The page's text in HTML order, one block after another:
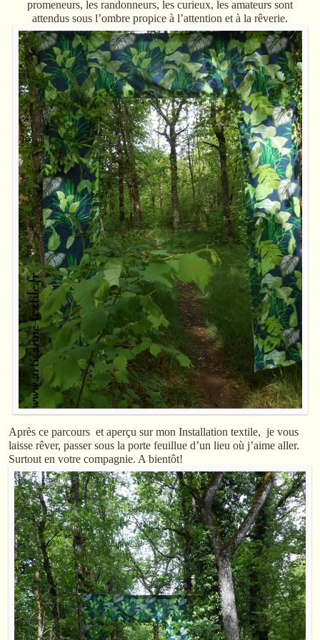
promeneurs, les randonneurs, les curieux, les amateurs sont
attendus sous l’ombre propice à l’attention et à la rêverie.
Après ce parcours et aperçu sur mon Installation textile, je vous
laisse rêver, passer sous la porte feuillue d’un lieu où j’aime aller.
Surtout en votre compagnie. A bientôt!